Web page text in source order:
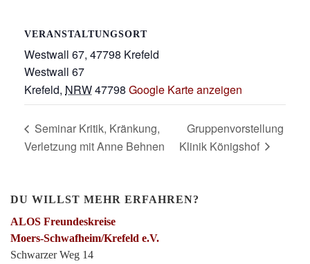
VERANSTALTUNGSORT
Westwall 67, 47798 Krefeld
Westwall 67
Krefeld, NRW47798 Google Karte anzeigen
Seminar Kritik, Kränkung,
Verletzung mit Anne Behnen
Gruppenvorstellung
Klinik Königshof
DU WILLST MEHR ERFAHREN?
ALOS Freundeskreise
Moers-Schwafheim/Krefeld e.V.
Schwarzer Weg 14